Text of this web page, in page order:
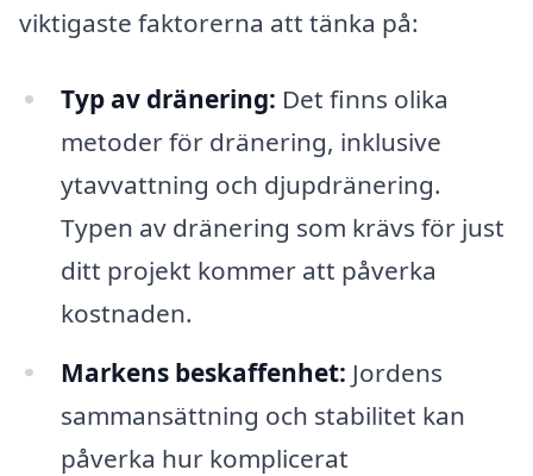
viktigaste faktorerna att tänka på:
Typ av dränering: Det finns olika
metoder för dränering, inklusive
ytavvattning och djupdränering.
Typen av dränering som krävs för just
ditt projekt kommer att påverka
kostnaden.
Markens beskaffenhet: Jordens
sammansättning och stabilitet kan
påverka hur komplicerat